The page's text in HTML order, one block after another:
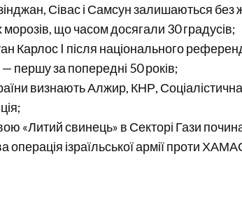
Сівас і Самсун залишаються без
що часом досягали 30 градусів;
Карлос I після національного
першу за попередні 50 років;
визнають Алжир, КНР,
«Литий свинець» в Секторі Гази
операція ізраїльської армії проти